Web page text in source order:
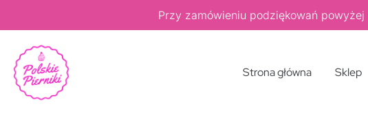
Przy zamówieniu podziękowań
Strona główna Sklep